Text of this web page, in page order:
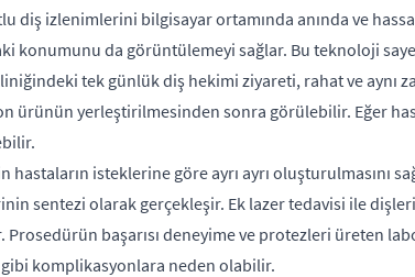
izlenimlerini bilgisayar ortamında anında ve
konumunu da görüntülemeyi sağlar. Bu teknoloji
tek günlük diş hekimi ziyareti, rahat ve aynı
ürünün yerleştirilmesinden sonra görülebilir. Eğer
hastaların isteklerine göre ayrı ayrı oluşturulmasını
sentezi olarak gerçekleşir. Ek lazer tedavisi ile
başarısı deneyime ve protezleri üreten
gibi komplikasyonlara neden olabilir.